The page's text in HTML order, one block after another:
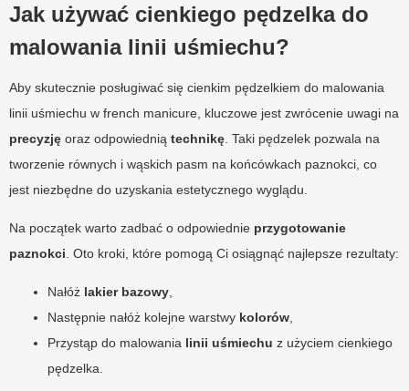
Jak używać cienkiego pędzelka do
malowania linii uśmiechu?
Aby skutecznie posługiwać się cienkim pędzelkiem do malowania
linii uśmiechu w french manicure, kluczowe jest zwrócenie uwagi na
precyzję oraz odpowiednią technikę . Taki pędzelek pozwala na
tworzenie równych i wąskich pasm na końcówkach paznokci, co
jest niezbędne do uzyskania estetycznego wyglądu.
Na początek warto zadbać o odpowiednie przygotowanie
paznokci . Oto kroki, które pomogą Ci osiągnąć najlepsze rezultaty:
Nałóż lakier bazowy
Następnie nałóż kolejne warstwy kolorów
Przystąp do malowania linii uśmiechu z użyciem cienkiego
pędzelka.